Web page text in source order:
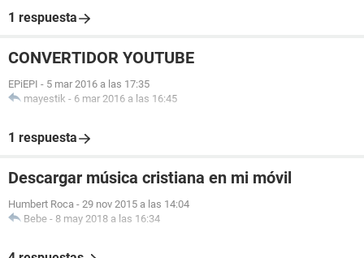
1 respuesta
CONVERTIDOR YOUTUBE
EPiEPI - 5 mar 2016 a las 17:35
mayestik - 6 mar 2016 a las 16:45
1 respuesta
Descargar música cristiana en mi móvil
Humbert Roca - 29 nov 2015 a las 14:04
Bebe - 8 may 2018 a las 16:34